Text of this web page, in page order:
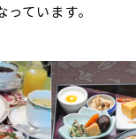
ています。